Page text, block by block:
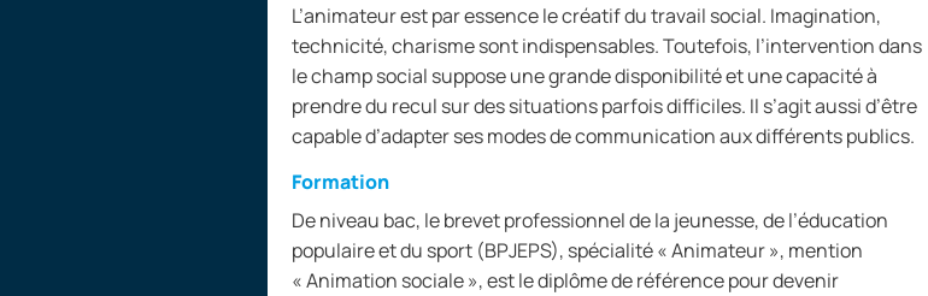
L’animateur est par essence le créatif du travail social. Imagination,
technicité, charisme sont indispensables. Toutefois, l’intervention dans
le champ social suppose une grande disponibilité et une capacité à
prendre du recul sur des situations parfois difficiles. Il s’agit aussi d’être
capable d’adapter ses modes de communication aux différents publics.
Formation
De niveau bac, le brevet professionnel de la jeunesse, de l’éducation
populaire et du sport (BPJEPS), spécialité «Animateur», mention
«Animation sociale», est le diplôme de référence pour devenir